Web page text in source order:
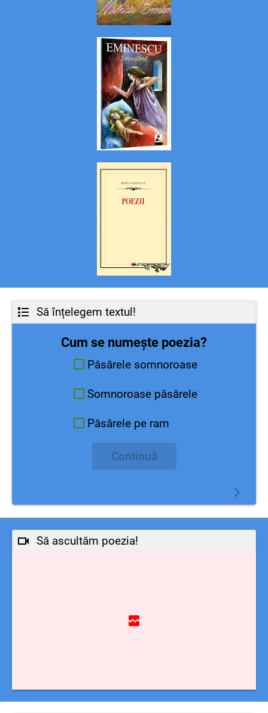
Să înțelegem textul!
Cum se numește poezia?
Păsărele somnoroase
Somnoroase păsărele
Păsărele pe ram
Continuă
Să ascultăm poezia!